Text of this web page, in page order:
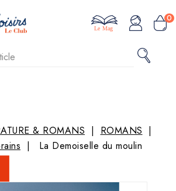
0
Le Mag
& ROMANS
ROMANS
La Demoiselle du moulin